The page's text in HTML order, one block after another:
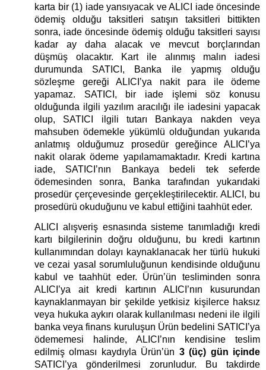
karta bir (1) iade yansıyacak ve ALICI iade öncesinde
ödemiş olduğu taksitleri satışın taksitleri bittikten
sonra, iade öncesinde ödemiş olduğu taksitleri sayısı
kadar ay daha alacak ve mevcut borçlarından
düşmüş olacaktır. Kart ile alınmış malın iadesi
durumunda SATICI, Banka ile yapmış olduğu
sözleşme gereği ALICI’ya nakit para ile ödeme
yapamaz. SATICI, bir iade işlemi söz konusu
olduğunda ilgili yazılım aracılığı ile iadesini yapacak
olup, SATICI ilgili tutarı Bankaya nakden veya
mahsuben ödemekle yükümlü olduğundan yukarıda
anlatmış olduğumuz prosedür gereğince ALICI’ya
nakit olarak ödeme yapılamamaktadır. Kredi kartına
iade, SATICI’nın Bankaya bedeli tek seferde
ödemesinden sonra, Banka tarafından yukarıdaki
prosedür çerçevesinde gerçekleştirilecektir. ALICI, bu
prosedürü okuduğunu ve kabul ettiğini taahhüt eder.
ALICI alışveriş esnasında sisteme tanımladığı kredi
kartı bilgilerinin doğru olduğunu, bu kredi kartının
kullanımından dolayı kaynaklanacak her türlü hukuki
ve cezai yasal sorumluluğunun kendisinde olduğunu
kabul ve taahhüt eder. Ürün’ün tesliminden sonra
ALICI’ya ait kredi kartının ALICI’nın kusurundan
kaynaklanmayan bir şekilde yetkisiz kişilerce haksız
veya hukuka aykırı olarak kullanılması nedeni ile ilgili
banka veya finans kuruluşun Ürün bedelini SATICI’ya
ödememesi halinde, ALICI’nın kendisine teslim
edilmiş olması kaydıyla Ürün’ün 3 (üç) gün içinde
SATICI’ya gönderilmesi zorunludur. Bu takdirde